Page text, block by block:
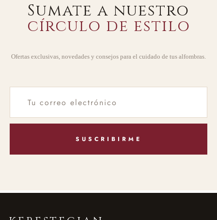
Sumate a nuestro
círculo de estilo
Ofertas exclusivas, novedades y consejos para el cuidado de tus alfombras.
SUSCRIBIRME